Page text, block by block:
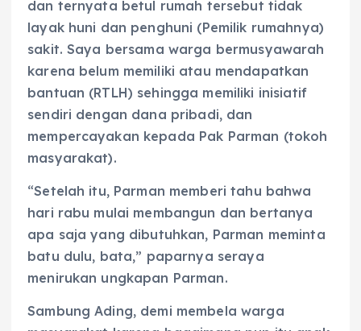
dan ternyata betul rumah tersebut tidak
layak huni dan penghuni (Pemilik rumahnya)
sakit. Saya bersama warga bermusyawarah
karena belum memiliki atau mendapatkan
bantuan (RTLH) sehingga memiliki inisiatif
sendiri dengan dana pribadi, dan
mempercayakan kepada Pak Parman (tokoh
masyarakat).
“Setelah itu, Parman memberi tahu bahwa
hari rabu mulai membangun dan bertanya
apa saja yang dibutuhkan, Parman meminta
batu dulu, bata,” paparnya seraya
menirukan ungkapan Parman.
Sambung Ading, demi membela warga